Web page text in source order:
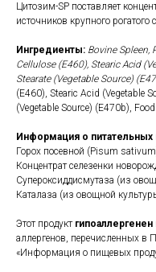
Цитозим-SP поставляет
источников крупного рогатого
Ингредиенты: Bovine Spleen,
Cellulose (E460), Stearic Acid
Stearate (Vegetable Source)
(E460), Stearic Acid (Vegetable
(Vegetable Source) (E470b),
Информация о питательных
Горох посевной (Pisum
Концентрат селезенки
Супероксиддисмутаза (из
Каталаза (из овощной
Этот продукт гипоаллергенен
аллергенов, перечисленных
«Информация о пищевых